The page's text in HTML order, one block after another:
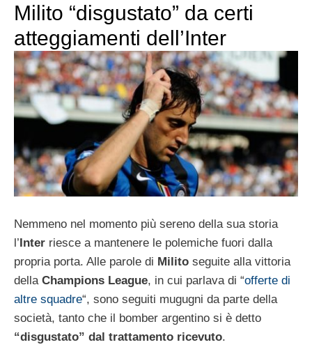
Milito “disgustato” da certi
atteggiamenti dell’Inter
Nemmeno nel momento più sereno della sua storia
l’Inter riesce a mantenere le polemiche fuori dalla
propria porta. Alle parole di Milito seguite alla vittoria
della Champions League, in cui parlava di “offerte di
altre squadre“, sono seguiti mugugni da parte della
società, tanto che il bomber argentino si è detto
“disgustato” dal trattamento ricevuto.